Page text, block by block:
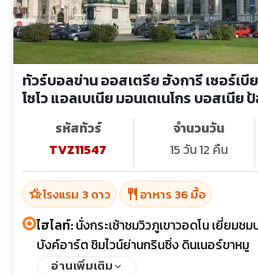
ทัวร์บอลข่าน ออสเตรีย ฮังการี เซอร์เบี
โซโว แอลเบเนีย มอนเตเนโกร บอสเนีย
พระราชวังโฮฟบวร์ค
รหัสทัวร์
TVZ11547
จำนวนวัน
15 วัน 12 คืน
hotel_classโรงแรม 3 ดาว restaurant อาหาร 36 มื้อ
ไฮไลท์:นั่งกระเช้าชมวิวภูเขาวอดโน เยี่ยม
บังค์อาร์ต ชิมไวน์ย่านกรินซิ่ง ดินเนอร์ขาหมู
อ่านเพิ่มเติม